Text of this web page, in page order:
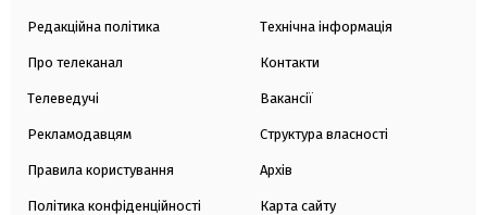
Редакційна політика
Про телеканал
Телеведучі
Рекламодавцям
Правила користування
Політика конфіденційності
Технічна інформація
Контакти
Вакансії
Структура власності
Архів
Карта сайту